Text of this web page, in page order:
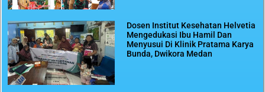
Dosen Institut Kesehatan Helvetia
Mengedukasi Ibu Hamil Dan
Menyusui Di Klinik Pratama Karya
Bunda, Dwikora Medan